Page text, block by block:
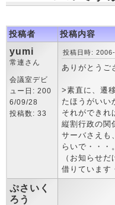
投稿者 投稿内容
yumi
常連さん
会議室デビ
ュー日: 200
6/09/28
投稿数: 33
投稿日時:
ありがとうご
>素直に、遷
たほうがいい
それができれ
縦割行政の関
サーバさえも
らいで・・・。
（お知らせ
借りています
ぷさいく
ろう